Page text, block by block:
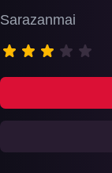
Sarazanmai